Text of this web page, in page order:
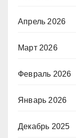
Апрель 2026
Март 2026
Февраль 2026
Январь 2026
Декабрь 2025